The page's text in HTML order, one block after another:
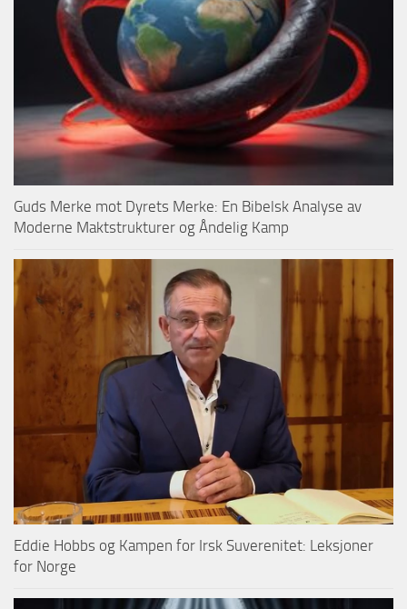
Guds Merke mot Dyrets Merke: En Bibelsk Analyse av
Moderne Maktstrukturer og Åndelig Kamp
Eddie Hobbs og Kampen for Irsk Suverenitet: Leksjoner
for Norge